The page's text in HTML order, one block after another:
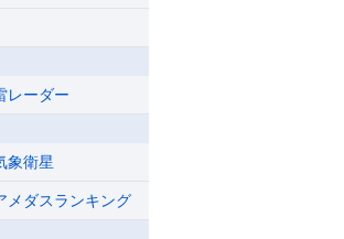
レーダー
象衛星
メダスランキング